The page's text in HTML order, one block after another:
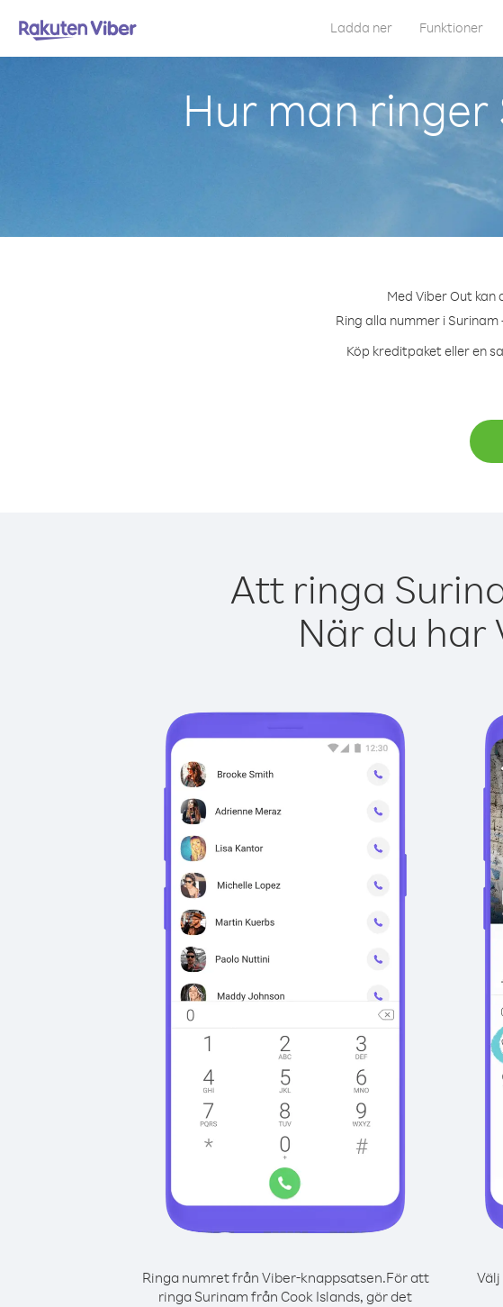
Ladda ner Funktioner
Hur man ringer
Med Viber Out
Ring alla nummer i
Köp kreditpaket eller en
Att ringa
När du har
Ringa numret från Viber-knappsatsen.För att
ringa Surinam från Cook Islands, gör det